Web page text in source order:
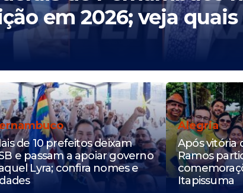
em 2026; veja quais
de 10 prefeitos deixam
e passam a apoiar governo
Lyra; confira nomes e
Alegria
Após vitória
Ramos
Itapissuma